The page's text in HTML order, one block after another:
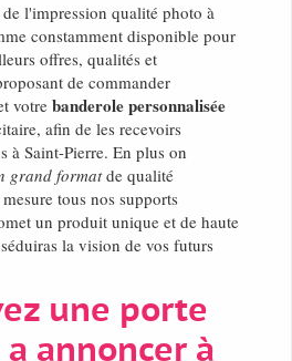
l'impression qualité photo à
constamment disponible pour
offres, qualités et
de commander
votre banderole personnalisée
afin de les recevoirs
à Saint-Pierre. En plus on
grand formatde qualité
tous nos supports
un produit unique et de haute
la vision de vos futurs
une porte
annoncer à